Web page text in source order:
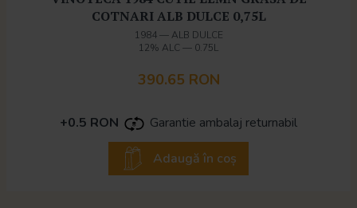
COTNARI ALB DULCE 0,75L
1984—ALB DULCE
12% ALC — 0.75L
390.65 RON
+0.5 RON Garantie ambalaj returnabil
Adaugă în coș